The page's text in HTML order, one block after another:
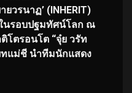
วรนาฏ’ (INHERIT)
นรอบปฐมทัศน์โลก ณ
โตรอนโต “จุ๋ย วรัท
แม่ชี นำทีมนักแสดง